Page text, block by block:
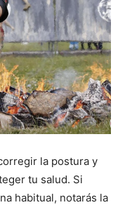
la postura y
tu salud. Si
habitual, notarás la